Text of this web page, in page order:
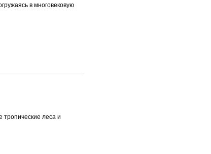
в многовековую
тропические леса и